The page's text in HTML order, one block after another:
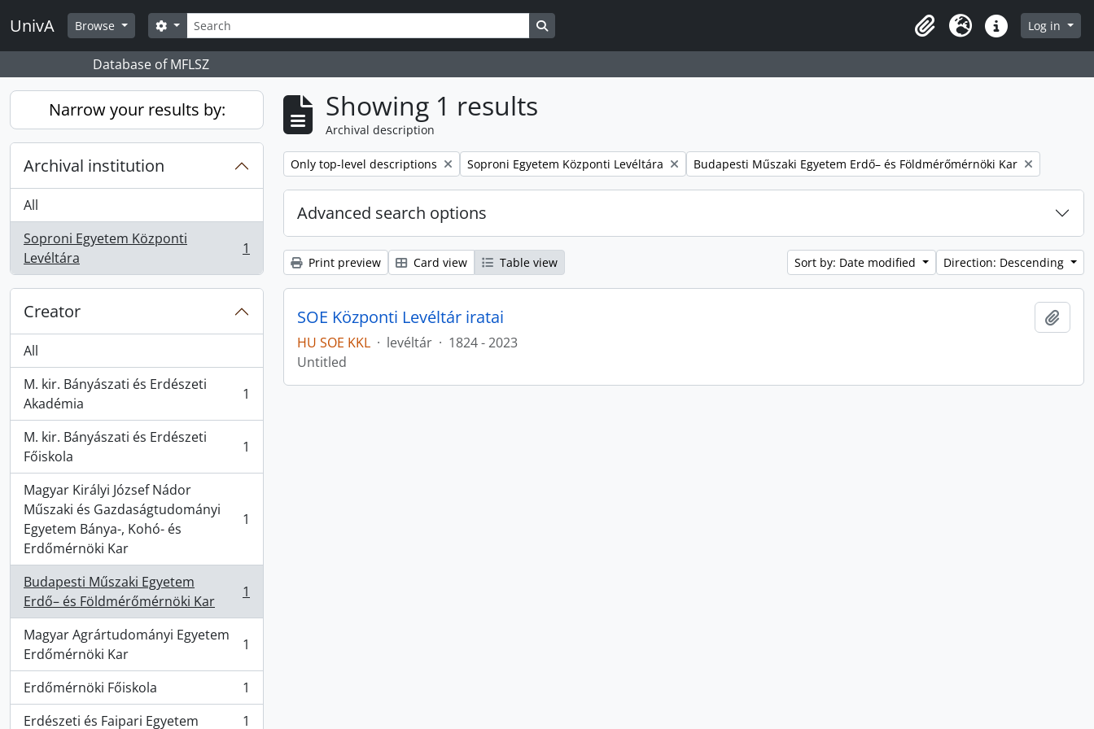
Skip to main content
UnivA Browse Search
Search options Search in browse page
ClipboardLanguageQuick linksLog in
Database of MFLSZ
Narrow your results by:
Archival institution
All
Soproni Egyetem Központi
Levéltára
, 1 results 1
Creator
All
M. kir. Bányászati és Erdészeti
Akadémia
, 1 results 1
M. kir. Bányászati és Erdészeti
Főiskola
, 1 results 1
Magyar Királyi József Nádor
Műszaki és Gazdaságtudományi
Egyetem Bánya-, Kohó- és
Erdőmérnöki Kar
, 1 results 1
Budapesti Műszaki Egyetem
Erdő– és Földmérőmérnöki Kar
, 1 results 1
Magyar Agrártudományi Egyetem
Erdőmérnöki Kar
, 1 results 1
Erdőmérnöki Főiskola
, 1 results
1
Erdészeti és Faipari Egyetem
1
Showing 1 results
Archival description
Remove filter:
Only top-level descriptions Remove filter:
Soproni Egyetem Központi Levéltára Remove filter:
Budapesti Műszaki Egyetem Erdő– és Földmérőmérnöki Kar
Advanced search options
Print preview Card view Table view Sort by: Date modified Direction: Descending
SOE Központi Levéltár iratai
HU SOE KKL · levéltár · 1824 - 2023
Untitled